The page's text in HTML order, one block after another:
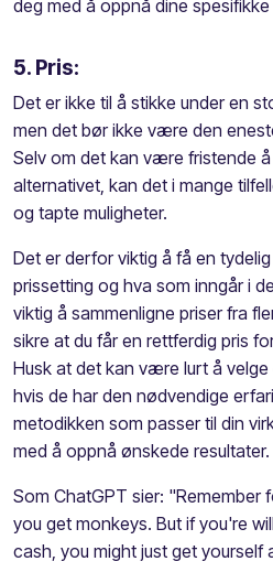
deg med å oppnå dine
5. Pris:
Det er ikke til å stikke under en
men det bør ikke være den
Selv om det kan være fristende
alternativet, kan det i mange
og tapte muligheter.
Det er derfor viktig å få en
prissetting og hva som inngår i
viktig å sammenligne priser fra
sikre at du får en rettferdig pris
Husk at det kan være lurt å
hvis de har den nødvendige
metodikken som passer til din
med å oppnå ønskede resultater.
Som ChatGPT sier: "Remember
you get monkeys. But if you're
cash, you might just get yourself